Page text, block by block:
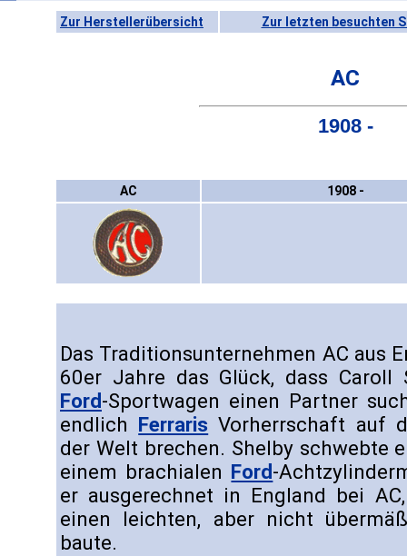
Zur Herstellerübersicht Zur letzten besuchten
AC
1908 -
AC 1908 -
Das Traditionsunternehmen AC aus
60er Jahre das Glück, dass Caroll
Ford-Sportwagen einen Partner
endlich Ferraris Vorherrschaft auf
der Welt brechen. Shelby schwebte
einem brachialen Ford-
er ausgerechnet in England bei
einen leichten, aber nicht
baute.